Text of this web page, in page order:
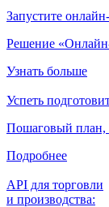
Запустите
Решение «Онлайн-
Узнать больше
Успеть
Пошаговый план,
Подробнее
API для торговли
и производства: